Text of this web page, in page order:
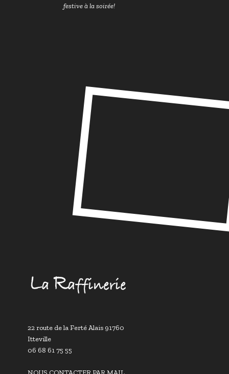
festive à la soirée!
22 route de la Ferté Alais 91760
Itteville
06 68 61 75 55